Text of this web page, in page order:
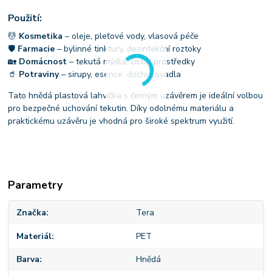
Použití:
💆 Kosmetika – oleje, pleťové vody, vlasová péče
🛡 Farmacie – bylinné tinktury, dezinfekční roztoky
🏡 Domácnost – tekutá mýdla, čisticí prostředky
🥤 Potraviny– sirupy, esence, dochucovadla
Tato hnědá plastová lahvička s černým uzávěrem je ideální volbou
pro bezpečné uchování tekutin. Díky odolnému materiálu a
praktickému uzávěru je vhodná pro široké spektrum využití.
Parametry
Značka Tera
Materiál PET
Barva Hnědá